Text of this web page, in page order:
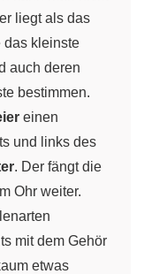
liegt als das
das kleinste
auch deren
bestimmen.
einen
und links des
. Der fängt die
Ohr weiter.
mit dem Gehör
etwas